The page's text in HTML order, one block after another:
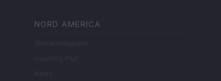
NORD AMERICA
Womanmagazine
Investing Plus
Newz